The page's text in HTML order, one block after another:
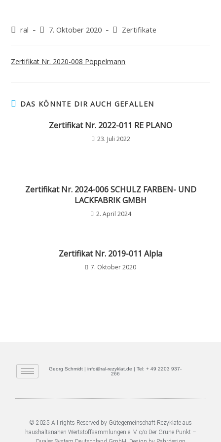
ral 7. Oktober 2020 Zertifikate
Zertifikat Nr. 2020-008 Pöppelmann
DAS KÖNNTE DIR AUCH GEFALLEN
Zertifikat Nr. 2022-011 RE PLANO
23. Juli 2022
Zertifikat Nr. 2024-006 SCHULZ FARBEN- UND
LACKFABRIK GMBH
2. April 2024
Zertifikat Nr. 2019-011 Alpla
7. Oktober 2020
Georg Schmidt | info@ral-rezyklat.de | Tel: + 49 2203 937-
266
© 2025 All rights Reserved by Gütegemeinschaft Rezyklate aus
haushaltsnahen Wertstoffsammlungen e. V. c/o Der Grüne Punkt –